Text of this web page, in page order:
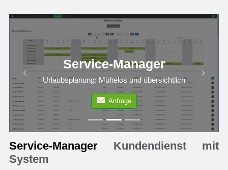
Service-Manager
Urlaubsplanung: Mühelos und übersichtlich
Anfrage
Previous Next
Service-Manager Kundendienst mit
System